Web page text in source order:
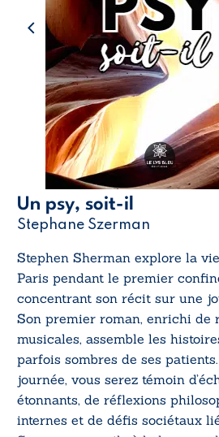
Un psy, soit-il
Stephane Szerman
Stephen Sherman explore la
Paris pendant le premier
concentrant son récit sur une
Son premier roman, enrichi de
musicales, assemble les
parfois sombres de ses
journée, vous serez témoin
étonnants, de réflexions
internes et de défis sociétaux